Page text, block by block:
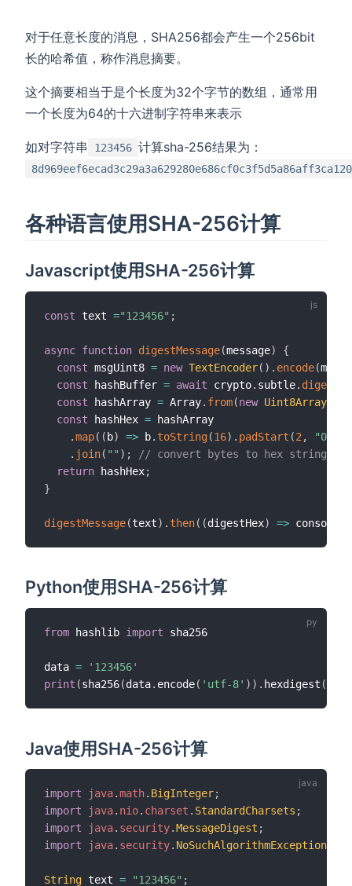
对于任意长度的消息，SHA256都会产生一个256bit
长的哈希值，称作消息摘要。
这个摘要相当于是个长度为32个字节的数组，通常用
一个长度为64的十六进制字符串来表示
如对字符串 123456 计算sha-256结果为：
各种语言使用SHA-256计算
Javascript使用SHA-256计算
const text ="123456" ;
async function digestMessage(message)
{
const msgUint8 = new TextEncoder( ) . encode(
const hashBuffer = await crypto. subtle. digest
const hashArray = Array. from(new Uint8Array
const hashHex = hashArray
.map( ( b) => b. toString(16) . padStart (2 , "0"
. join( "" ) ;
// convert bytes to hex string
return hashHex;
}
digestMessage(text) . then( (digestHex) => console
Python使用SHA-256计算
from hashlib import sha256
data =
'123456'
print (sha256(data. encode( 'utf-8' ) ) . hexdigest (
Java使用SHA-256计算
import java.math. BigInteger;
import
java. nio. charset . StandardCharsets ;
import
java. security.MessageDigest ;
import
java. security. NoSuchAlgorithmException
String text = "123456" ;